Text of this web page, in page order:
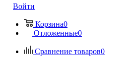
Войти
Корзина0
Отложенные0
Сравнение товаров0